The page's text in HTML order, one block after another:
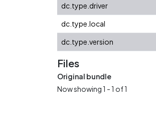
dc.type.driver
dc.type.local
dc.type.version
Files
Original bundle
Now showing1 - 1 of 1